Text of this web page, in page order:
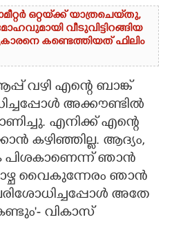
ഒറ്റയ്‌ക്ക് യാത്രചെ‌യ്‌തു,​
വീടുവിട്ടിറങ്ങിയ
കണ്ടെത്തിയത് ഫിലിം
വഴി എന്റെ ബാങ്ക്
അക്കൗണ്ടിൽ
എനിക്ക് എന്റെ
കഴിഞ്ഞില്ല. ആദ്യം,
പിശകാണെന്ന് ഞാൻ
വൈകുന്നേരം ഞാൻ
അതേ
വികാസ്